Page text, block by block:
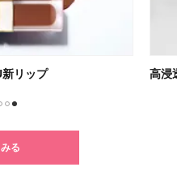
リップ 高浸
る